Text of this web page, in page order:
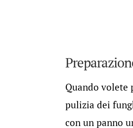
Quando volete
pulizia dei
con un panno